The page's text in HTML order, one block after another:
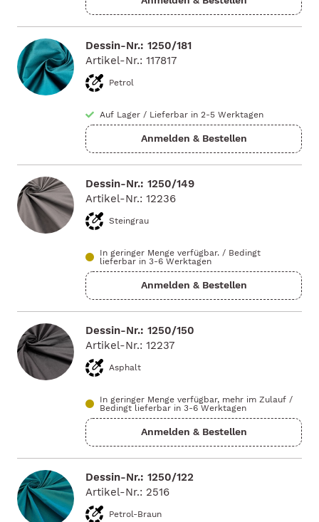
Dessin-Nr.: 1250/181
Artikel-Nr.: 117817
Petrol
Auf Lager / Lieferbar in 2-5 Werktagen
Dessin-Nr.: 1250/149
Artikel-Nr.: 12236
Steingrau
In geringer Menge verfügbar. / Bedingt
lieferbar in 3-6 Werktagen
Dessin-Nr.: 1250/150
Artikel-Nr.: 12237
Asphalt
In geringer Menge verfügbar, mehr im Zulauf /
Bedingt lieferbar in 3-6 Werktagen
Dessin-Nr.: 1250/122
Artikel-Nr.: 2516
Petrol-Braun